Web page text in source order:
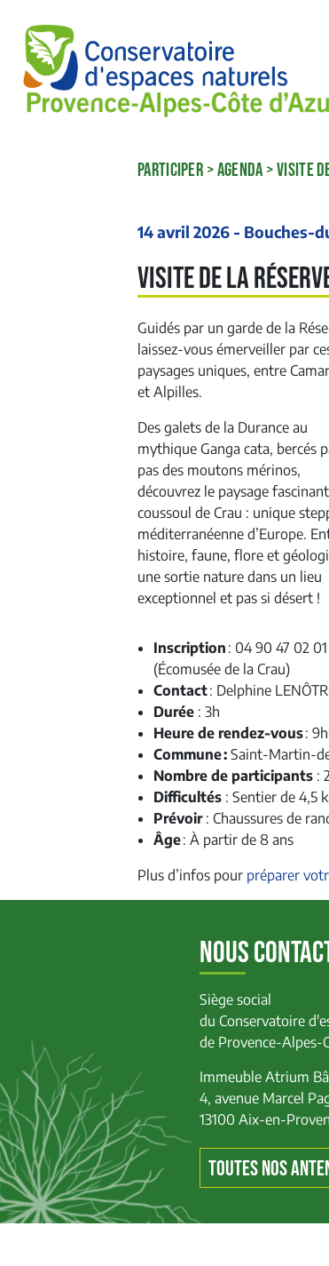
PARTICIPER >AGENDA >VISITE
14 avril 2026 - Bouches-
Visite de la
Guidés par un garde de la
laissez-vous émerveiller par
paysages uniques, entre
et Alpilles.
Des galets de la Durance au
mythique Ganga cata, bercés
pas des moutons mérinos,
découvrez le paysage
coussoul de Crau : unique
méditerranéenne d’Europe.
histoire, faune, flore et
une sortie nature dans un lieu
exceptionnel et pas si désert !
Inscription : 04 90 47 02 01
(Écomusée de la Crau)
Contact: Delphine
Durée : 3h
Heure de rendez-vous:
Commune : Saint-Martin-
Nombre de participants :
Difficultés : Sentier de 4,5
Prévoir: Chaussures de
Âge: À partir de 8 ans
Plus d’infos pour préparer
NOUS
Siège social
du Conservatoire
de Provence-Alpes-
Immeuble Atrium
4, avenue Marcel
13100 Aix-en-
TOUTES NOS